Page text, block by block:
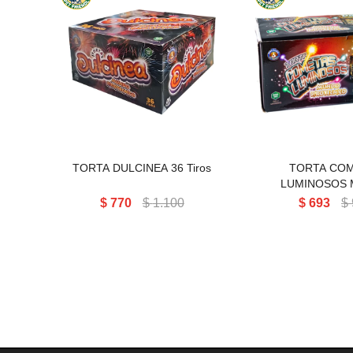
TORTA DULCINEA 36 Tiros
TORTA DULCINEA 36 Tiros
$ 770 $ 1.100
TORTA
LUMINOSOS
(PACK
TORTA
LUMINOSOS
PIROTECNICO 19
$ 693 $